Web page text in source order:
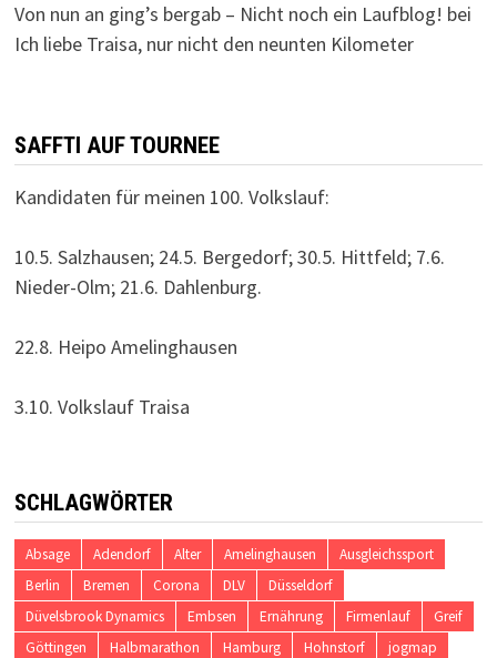
Von nun an ging’s bergab – Nicht noch ein Laufblog! bei
Ich liebe Traisa, nur nicht den neunten Kilometer
SAFFTI AUF TOURNEE
Kandidaten für meinen 100. Volkslauf:
10.5. Salzhausen; 24.5. Bergedorf; 30.5. Hittfeld; 7.6.
Nieder-Olm; 21.6. Dahlenburg.
22.8. Heipo Amelinghausen
3.10. Volkslauf Traisa
SCHLAGWÖRTER
Absage Adendorf Alter Amelinghausen
Ausgleichssport
Berlin
Bremen Corona DLV
Düsseldorf
Düvelsbrook Dynamics
Embsen Ernährung Firmenlauf
Greif
Göttingen
Halbmarathon Hamburg Hohnstorf
jogmap